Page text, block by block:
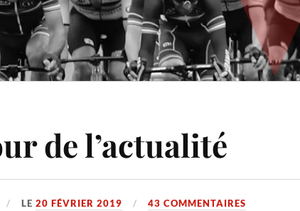
de l’actualité
LE20 FÉVRIER 2019 43 COMMENTAIRES